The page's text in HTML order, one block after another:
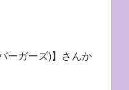
ーガーズ)】さんか